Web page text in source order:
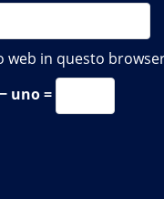
web in questo
uno =